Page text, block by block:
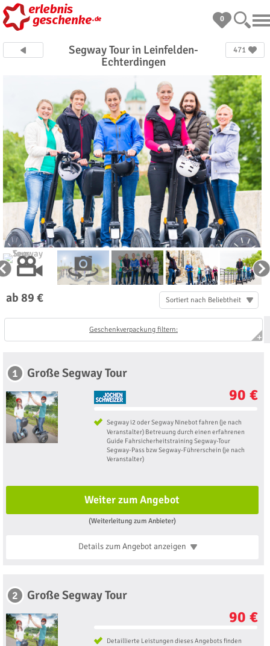
0
Segway Tour in Leinfelden-
Echterdingen
471
ab 89 € Sortiert nach Beliebtheit
Geschenkverpackung filtern:
1 Große Segway Tour
90 €
Segway i2 oder Segway Ninebot fahren (je nach
Veranstalter) Betreuung durch einen erfahrenen
Guide Fahrsicherheitstraining Segway-Tour
Segway-Pass bzw Segway-Führerschein (je nach
Veranstalter)
Weiter zum Angebot
(Weiterleitung zum Anbieter)
Details zum Angebotanzeigen
2 Große Segway Tour
90 €
Detaillierte Leistungen dieses Angebots finden